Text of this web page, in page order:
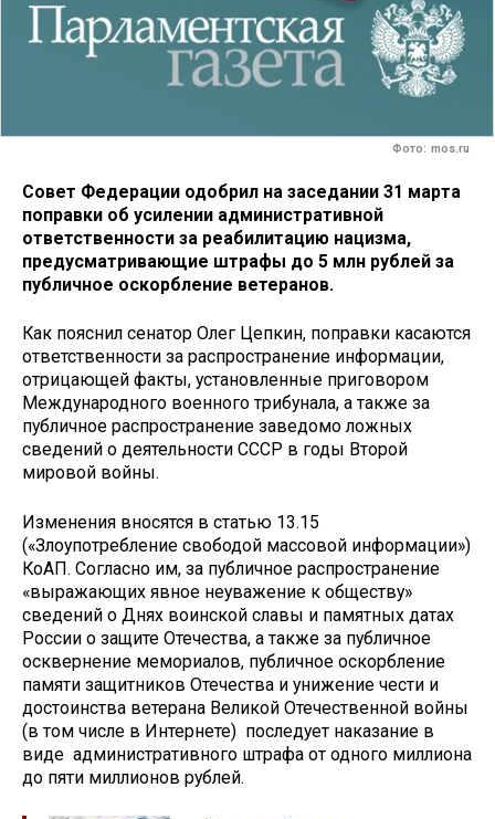
Фото: mos.ru
Совет Федерации одобрил на заседании 31 марта
поправки об усилении административной
ответственности за реабилитацию нацизма,
предусматривающие штрафы до 5 млн рублей за
публичное оскорбление ветеранов.
Как пояснил сенатор Олег Цепкин, поправки касаются
ответственности за распространение информации,
отрицающей факты, установленные приговором
Международного военного трибунала, а также за
публичное распространение заведомо ложных
сведений о деятельности СССР в годы Второй
мировой войны.
Изменения вносятся в статью 13.15
(«Злоупотребление свободой массовой информации»)
КоАП. Согласно им, за публичное распространение
«выражающих явное неуважение к обществу»
сведений о Днях воинской славы и памятных датах
России о защите Отечества, а также за публичное
осквернение мемориалов, публичное оскорбление
памяти защитников Отечества и унижение чести и
достоинства ветерана Великой Отечественной войны
(в том числе в Интернете) последует наказание в
виде административного штрафа от одного миллиона
до пяти миллионов рублей.